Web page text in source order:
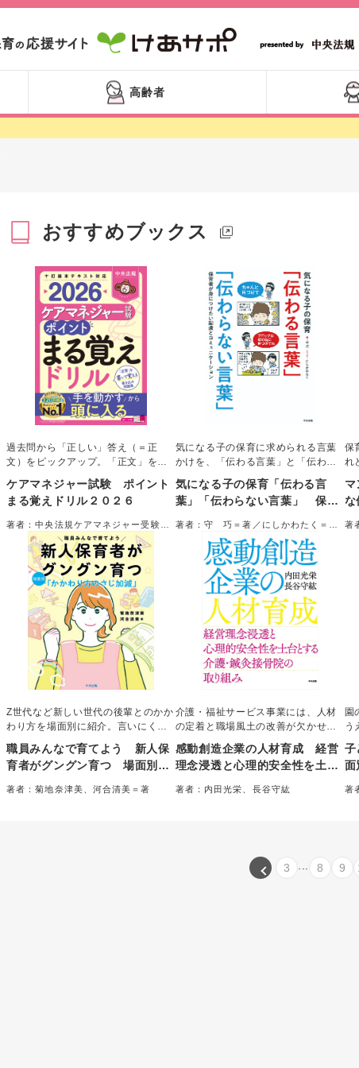
高齢者
おすすめブックス
過去問から「正しい」答え（＝正
文）をピックアップ。「正文」を書
いて覚える記入式の問題集。
ケアマネジャー試験 ポイント
まる覚えドリル２０２６
著者：中央法規ケアマネジャー受験対
策研究会＝編集
気になる子の保育に求められる言葉
かけを、「伝わる言葉」と「伝わら
ない言葉」の対比で具体的に学ぶ一
冊。気になる子やその親、クラスの
子、職員に対してなど約３０の例を
収載。伝わる（伝わらない）理由を
ュニケーション法が身につく。
気になる子の保育「伝わる言
葉」「伝わらない言葉」 保育
著者：守 巧＝著／にしかわたく＝イ
保
れ
違
と
な
著
Z世代など新しい世代の後輩とのかか
わり方を場面別に紹介。言いにくい
ことの伝え方や育て方のコツ、ほど
よい塩梅の関係づくりが学べる。主
任だけでなく全職員が育成を意識す
るきっかけとなる実用書。
職員みんなで育てよう 新人保
育者がグングン育つ 場面別
「かかわり方のさじ加減」
著者：菊地奈津美、河合清美＝著
介護・福祉サービス事業には、人材
の定着と職場風土の改善が欠かせな
い。本書では、愛知を中心に事業を
展開する栄光会の取り組みから、良
好な人間関係と組織の高い成果を両
立して経営理念を実現する具体的な
感動創造企業の人材育成 経営
理念浸透と心理的安全性を土台
著者：内田光栄、長谷守紘
園
う
や
い
見
面
著
3 8 9